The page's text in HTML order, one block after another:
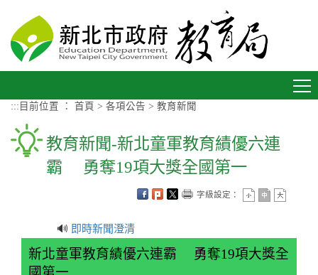
::: 目前位置 ： 首頁 > 各項公告 > 教育新聞
教育新聞-新北童軍教育績優六連
霸 勇奪19項大獎全國第一
字級設定：
🔊 即時新聞澄清
新北童軍教育績優六連霸 勇奪19項大獎全